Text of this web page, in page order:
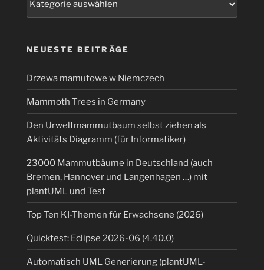
NEUESTE BEITRÄGE
Drzewa mamutowe w Niemczech
Mammoth Trees in Germany
Den Urweltmammutbaum selbst ziehen als
Aktivitäts Diagramm (für Informatiker)
23000 Mammutbäume in Deutschland (auch
Bremen, Hannover und Langenhagen …) mit
plantUML und Test
Top Ten KI-Themen für Erwachsene (2026)
Quicktest: Eclipse 2026-06 (4.40.0)
Automatisch UML Generierung (plantUML-